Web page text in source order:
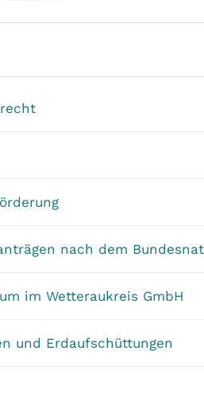
nach dem
im Wetteraukreis GmbH
und Erdaufschüttungen